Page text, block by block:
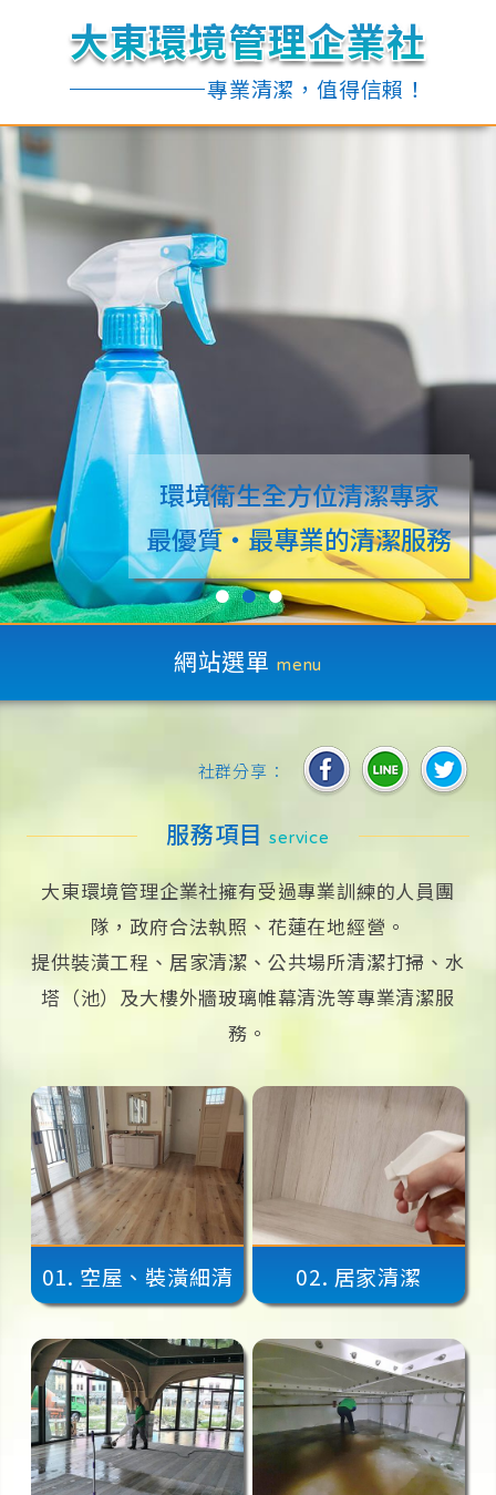
大東環境管理企業社
大東環境管理企業社
專業清潔，值得信賴！
環境衛生全方位清潔專家
最優質‧最專業的清潔服務
● ● ●
網站選單 menu
社群分享：
服務項目 service
大東環境管理企業社擁有受過專業訓練的人員團
隊，政府合法執照、花蓮在地經營。
提供裝潢工程、居家清潔、公共場所清潔打掃、水
塔（池）及大樓外牆玻璃帷幕清洗等專業清潔服
務。
01. 空屋、裝潢細清 02. 居家清潔
大東環境管理企業社
大東環境管理企業社
專業清潔，值得信賴！